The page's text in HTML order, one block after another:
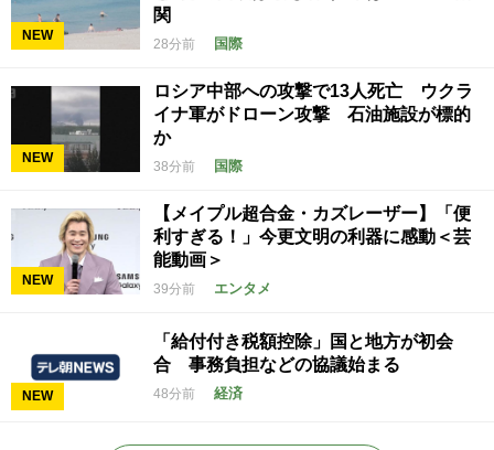
NEW
関
28分前 国際
NEW
ロシア中部への攻撃で13人死亡 ウクラ
イナ軍がドローン攻撃 石油施設が標的
か
38分前 国際
NEW
【メイプル超合金・カズレーザー】「便
利すぎる！」今更文明の利器に感動＜芸
能動画＞
39分前 エンタメ
NEW
「給付付き税額控除」国と地方が初会
合 事務負担などの協議始まる
48分前 経済